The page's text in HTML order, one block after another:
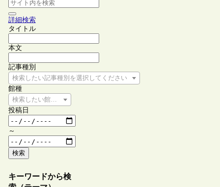
詳細検索
タイトル
本文
記事種別
検索したい記事種別を選択してください
館種
検索したい館種を選択してください
投稿日
～
検索
キーワードから検